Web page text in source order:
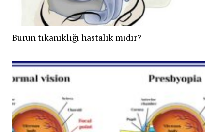
Burun tıkanıklığı hastalık mıdır?